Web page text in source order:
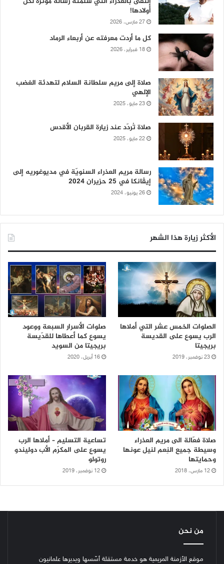
أولادها!
27 مارس، 2026
كل ما أردت معرفته عن أربعاء الرماد
18 فبراير، 2026
صلاة إلى مريم سلطانة السلام لتهدئة الغضب
الإلهي
23 مايو، 2025
صلاة تُردّد عند زيارة القربان الأقدس
22 مايو، 2025
رسالة مريم العذراء السنويّة في مديوغوريه إلى
إيڤانكا في 25 حزيران 2024
26 يونيو، 2024
الأكثر زيارة هذا الشهر
الصلوات الخمس عشر التي أملاها
الرب يسوع على القديسة
بريجيتا
23 نوفمبر، 2019
صلوات الأسرار السبعة ووعود
يسوع كما أعطاها للقدّيسة
بريجيتا من السويد
16 أبريل، 2020
صلاة فعّالة الى مريم العذراء
وسيطة جميع النِعم لنيل عونها
وحمايتها
12 مارس، 2018
تساعية التسليم – أملاها الرب
يسوع على المكرّم الأب دوليندو
روتولو
12 نوفمبر، 2019
من نحن
موقع الأزمنة المريمية هو خدمة مستقلة أسّسها ويديرها علمانيون